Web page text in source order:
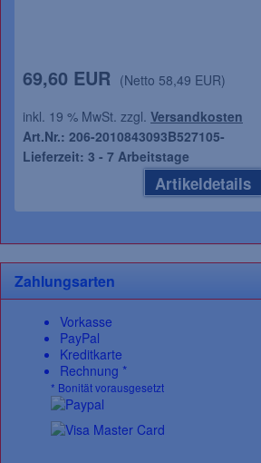
69,60 EUR (Netto 58,49 EUR)
inkl. 19 % MwSt. zzgl. Versandkosten
Art.Nr.: 206-2010843093B527105-
Lieferzeit: 3 - 7 Arbeitstage
Artikeldetails
Zahlungsarten
Vorkasse
PayPal
Kreditkarte
Rechnung *
* Bonität vorausgesetzt